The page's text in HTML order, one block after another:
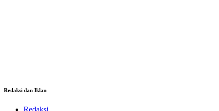
Redaksi dan Iklan
Redaksi